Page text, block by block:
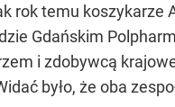
rok temu koszykarze
Gdańskim
i zdobywcą
było, że oba